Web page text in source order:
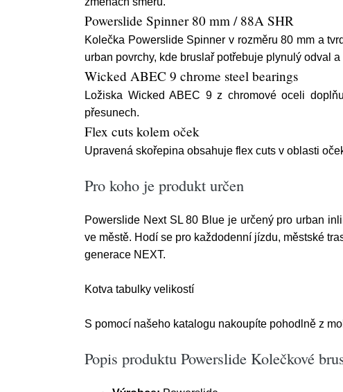
Powerslide Spinner 80 mm / 88A SHR
Kolečka Powerslide Spinner v rozměru 80 mm a
urban povrchy, kde bruslař potřebuje plynulý odval a
Wicked ABEC 9 chrome steel bearings
Ložiska Wicked ABEC 9 z chromové oceli
přesunech.
Flex cuts kolem oček
Upravená skořepina obsahuje flex cuts v oblasti
Pro koho je produkt určen
Powerslide Next SL 80 Blue je určený pro urban
ve městě. Hodí se pro každodenní jízdu, městské
generace NEXT.
Kotva tabulky velikostí
S pomocí našeho katalogu nakoupíte pohodlně z
Popis produktu Powerslide Kolečkové